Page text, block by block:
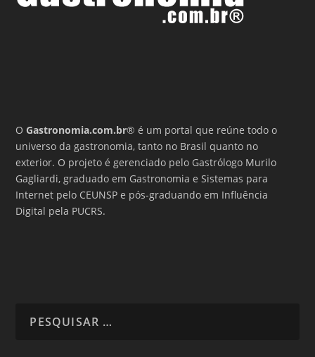
OGastronomia.com.br® é um portal que reúne todo o
universo da gastronomia, tanto no Brasil quanto no
exterior. O projeto é gerenciado pelo Gastrólogo Murilo
Gagliardi, graduado em Gastronomia e Sistemas para
Internet pelo CEUNSP e pós-graduando em Influência
Digital pela PUCRS.